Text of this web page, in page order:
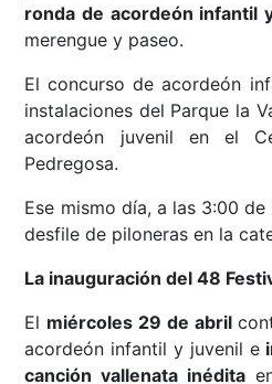
ronda de acordeón infantil
merengue y paseo.
El concurso de acordeón
instalaciones del Parque la
acordeón juvenil en el
Pedregosa.
Ese mismo día, a las 3:00
desfile de piloneras en la
La inauguración del 48
El miércoles 29 de abril
acordeón infantil y juvenil e
canción vallenata inédita